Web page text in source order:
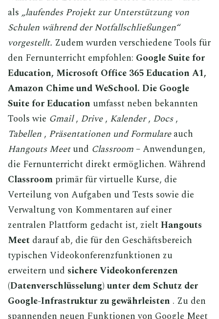
als „laufendes Projekt zur Unterstützung von
Schulen während der Notfallschließungen“
vorgestellt. Zudem wurden verschiedene Tools für
den Fernunterricht empfohlen: Google Suite for
Education, Microsoft Office 365 Education A1,
Amazon Chime und WeSchool. Die Google
Suite for Education umfasst neben bekannten
Tools wie Gmail, Drive, Kalender, Docs,
Tabellen , Präsentationen und Formulareauch
Hangouts Meetund Classroom–Anwendungen,
die Fernunterricht direkt ermöglichen. Während
Classroom primär für virtuelle Kurse, die
Verteilung von Aufgaben und Tests sowie die
Verwaltung von Kommentaren auf einer
zentralen Plattform gedacht ist, zieltHangouts
Meet darauf ab, die für den Geschäftsbereich
typischen Videokonferenzfunktionen zu
erweitern und sichere Videokonferenzen
(Datenverschlüsselung) unter dem Schutz der
Google-Infrastruktur zu gewährleisten . Zu den
spannenden neuen Funktionen von Google Meet